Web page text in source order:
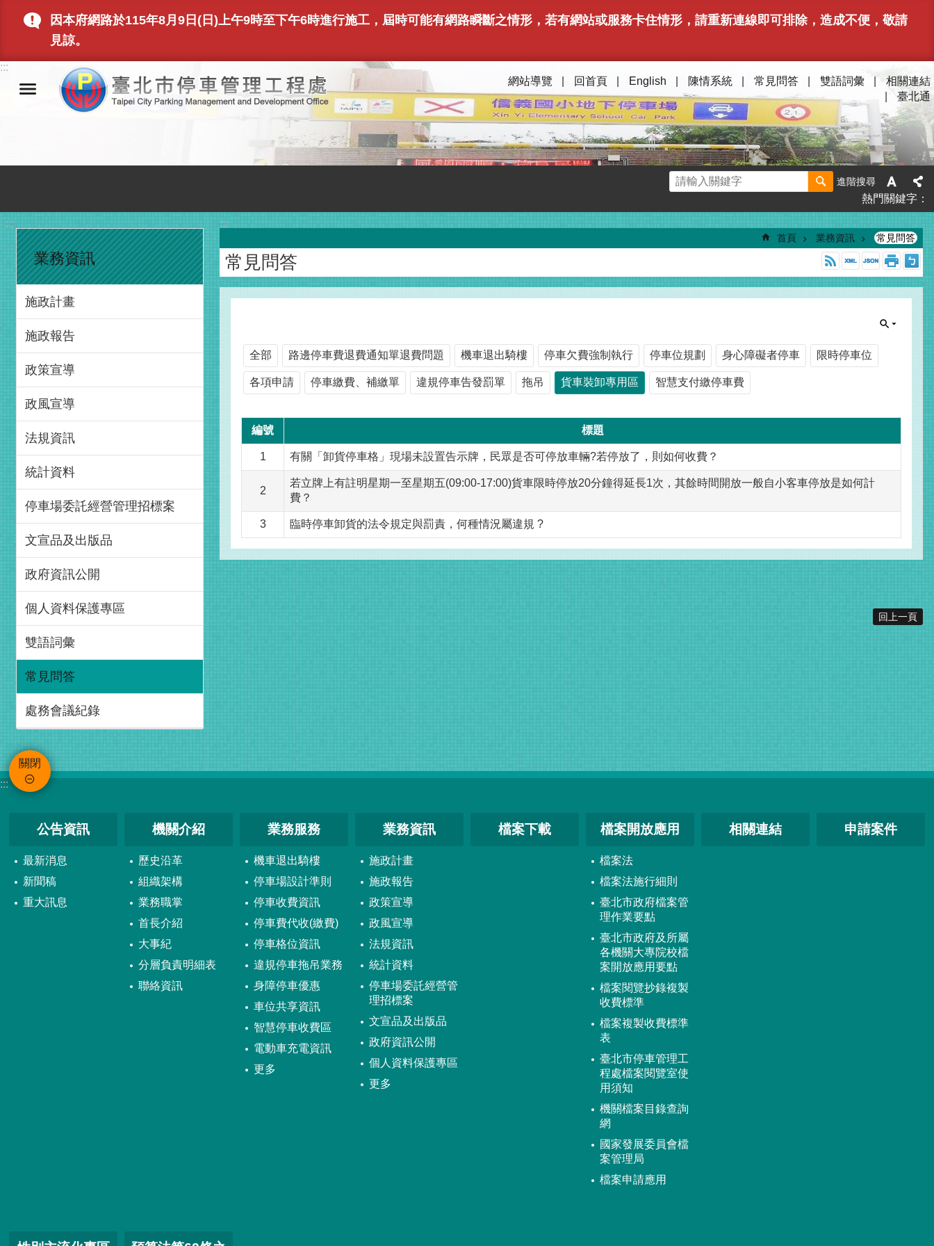
跳到主要內容區塊
因本府網路於115年8月9日(日)上午9時至下午6時進行施工，屆時可能有網路瞬斷之情形，若有網站或服務卡住情形，請重新連線即可排除，造成不便，敬請
見諒。
:::
網站導覽
回首頁 English 陳情系統 常見問答 雙語詞彙
相關連結
臺北通
進階搜尋
熱門關鍵字
:::
業務資訊
施政計畫
施政報告
政策宣導
政風宣導
法規資訊
統計資料
停車場委託經營管理招標案
文宣品及出版品
政府資訊公開
個人資料保護專區
雙語詞彙
常見問答
處務會議紀錄
:::
首頁 業務資訊 常見問答
常見問答
全部 路邊停車費退費通知單退費問題 機車退出騎樓 停車欠費強制執行 停車位規劃 身心障礙者停車 限時停車位
各項申請 停車繳費、補繳單 違規停車告發罰單 拖吊 貨車裝卸專用區 智慧支付繳停車費
編號 標題
1 有關「卸貨停車格」現場未設置告示牌，民眾是否可停放車輛?若停放了，則如何收費？
2
若立牌上有註明星期一至星期五(09:00-17:00)貨車限時停放20分鐘得延長1次，其餘時間開放一般自小客車停放是如何計
費？
3 臨時停車卸貨的法令規定與罰責，何種情況屬違規 ?
回上一頁
關閉
:::
公告資訊
最新消息
新聞稿
重大訊息
機關介紹
歷史沿革
組織架構
業務職掌
首長介紹
大事紀
分層負責明細表
聯絡資訊
業務服務
機車退出騎樓
停車場設計準則
停車收費資訊
停車費代收(繳費)
停車格位資訊
違規停車拖吊業務
身障停車優惠
車位共享資訊
智慧停車收費區
電動車充電資訊
更多
業務資訊
施政計畫
施政報告
政策宣導
政風宣導
法規資訊
統計資料
停車場委託經營管
理招標案
文宣品及出版品
政府資訊公開
個人資料保護專區
更多
檔案下載 檔案開放應用
檔案法
檔案法施行細則
臺北市政府檔案管
理作業要點
臺北市政府及所屬
各機關大專院校檔
案開放應用要點
檔案閱覽抄錄複製
收費標準
檔案複製收費標準
表
臺北市停車管理工
程處檔案閱覽室使
用須知
機關檔案目錄查詢
網
國家發展委員會檔
案管理局
檔案申請應用
相關連結 申請案件